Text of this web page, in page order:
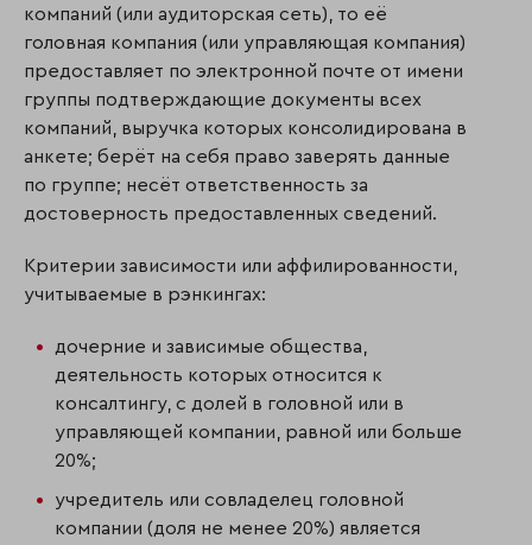
компаний (или аудиторская сеть), то её
головная компания (или управляющая компания)
предоставляет по электронной почте от имени
группы подтверждающие документы всех
компаний, выручка которых консолидирована в
анкете; берёт на себя право заверять данные
по группе; несёт ответственность за
достоверность предоставленных сведений.
Критерии зависимости или аффилированности,
учитываемые в рэнкингах:
дочерние и зависимые общества,
деятельность которых относится к
консалтингу, с долей в головной или в
управляющей компании, равной или больше
20%;
учредитель или совладелец головной
компании (доля не менее 20%) является